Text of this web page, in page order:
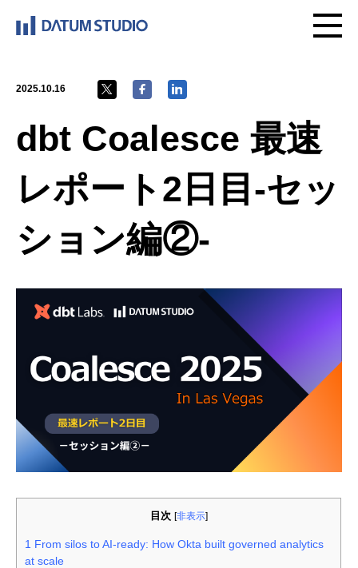
2025.10.16
dbt Coalesce 最速
レポート2日目-セッ
ション編②-
目次 [非表示]
1 From silos to AI-ready: How Okta built governed analytics
at scale